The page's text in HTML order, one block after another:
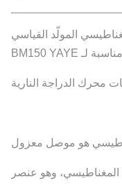
المولّد القياسي
مناسبة لـ BM150 YAYE
محرك الدراجة النارية
هو موصل معزول
وهو عنصر